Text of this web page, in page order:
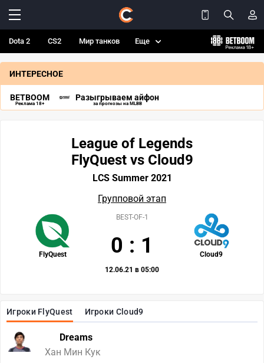
Dota 2 CS2 Мир танков Еще
ИНТЕРЕСНОЕ
BETBOOM
Реклама 18+
Разыгрываем айфон
за прогнозы на MLBB
Игроки FlyQuest Игроки Cloud9
Dreams
Хан Мин Кук
League of Legends
FlyQuest vs Cloud9
LCS Summer 2021
Групповой этап
FlyQuest Cloud9
BEST-OF-1
0 : 1
12.06.21 в 05:00